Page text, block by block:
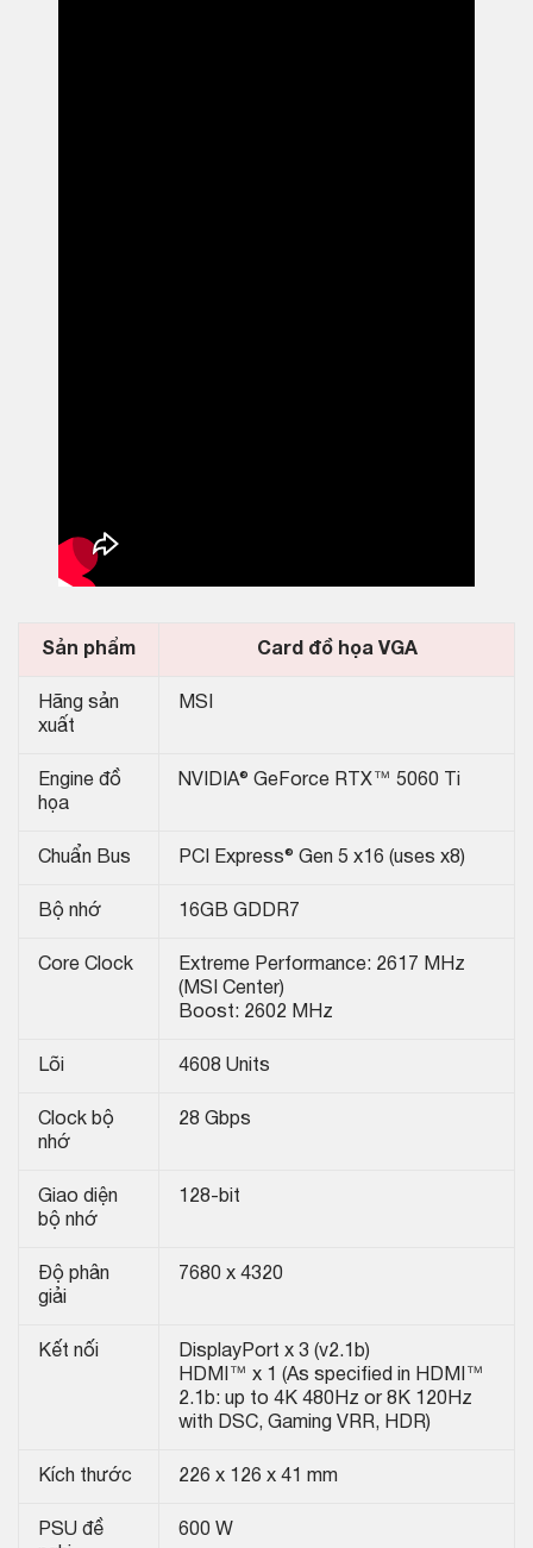
Sản phẩm Card đồ họa VGA
Hãng sản
xuất
MSI
Engine đồ
họa
NVIDIA® GeForce RTX™ 5060 Ti
Chuẩn Bus PCI Express® Gen 5 x16 (uses x8)
Bộ nhớ 16GB GDDR7
Core Clock
Extreme Performance: 2617 MHz
(MSI Center)
Boost: 2602 MHz
Lõi 4608 Units
Clock bộ
nhớ
28 Gbps
Giao diện
bộ nhớ
128-bit
Độ phân
giải
7680 x 4320
Kết nối
DisplayPort x 3 (v2.1b)
HDMI™ x 1 (As specified in HDMI™
2.1b: up to 4K 480Hz or 8K 120Hz
with DSC, Gaming VRR, HDR)
Kích thước 226 x 126 x 41 mm
PSU đề
600 W